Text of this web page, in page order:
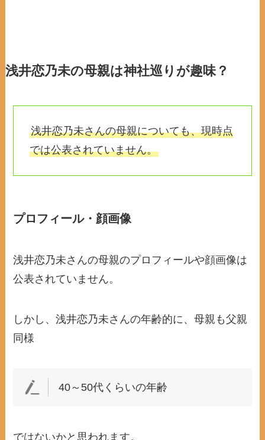
浅井恋乃未の母親は神社巡りが趣味？
浅井恋乃未さんの母親についても、現時点
では公表されていません。
プロフィール・顔画像
浅井恋乃未さんの母親のプロフィールや顔画像は
公表されていません。
しかし、浅井恋乃未さんの年齢的に、母親も父親
同様
40～50代くらいの年齢
ではないかと思われます。